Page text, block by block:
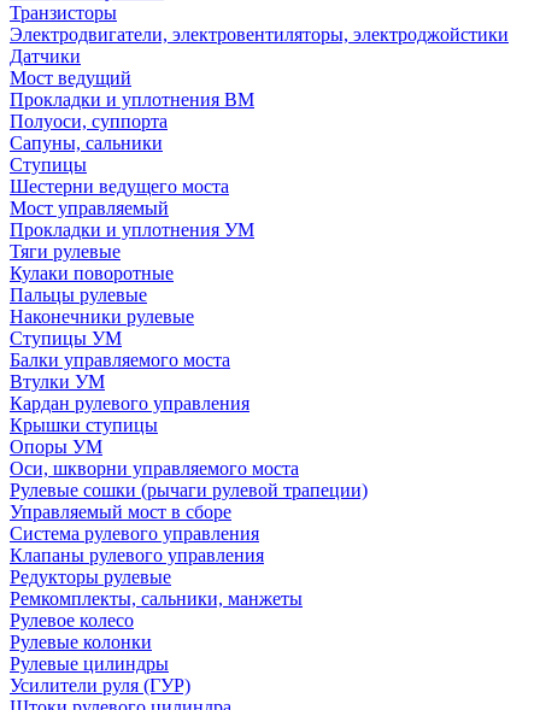
Транзисторы
Электродвигатели, электровентиляторы, электроджойстики
Датчики
Мост ведущий
Прокладки и уплотнения ВМ
Полуоси, суппорта
Сапуны, сальники
Ступицы
Шестерни ведущего моста
Мост управляемый
Прокладки и уплотнения УМ
Тяги рулевые
Кулаки поворотные
Пальцы рулевые
Наконечники рулевые
Ступицы УМ
Балки управляемого моста
Втулки УМ
Кардан рулевого управления
Крышки ступицы
Опоры УМ
Оси, шкворни управляемого моста
Рулевые сошки (рычаги рулевой трапеции)
Управляемый мост в сборе
Система рулевого управления
Клапаны рулевого управления
Редукторы рулевые
Ремкомплекты, сальники, манжеты
Рулевое колесо
Рулевые колонки
Рулевые цилиндры
Усилители руля (ГУР)